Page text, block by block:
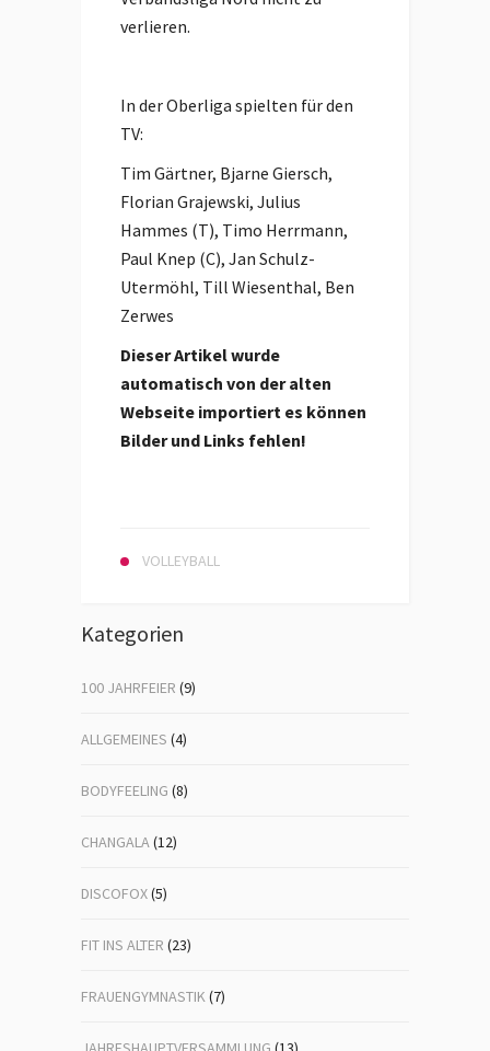
verlieren.
In der Oberliga spielten für den
TV:
Tim Gärtner, Bjarne Giersch,
Florian Grajewski, Julius
Hammes (T), Timo Herrmann,
Paul Knep (C), Jan Schulz-
Utermöhl, Till Wiesenthal, Ben
Zerwes
Dieser Artikel wurde
automatisch von der alten
Webseite importiert es können
Bilder und Links fehlen!
VOLLEYBALL
Kategorien
100 JAHRFEIER (9)
ALLGEMEINES (4)
BODYFEELING (8)
CHANGALA(12)
DISCOFOX(5)
FIT INS ALTER (23)
FRAUENGYMNASTIK(7)